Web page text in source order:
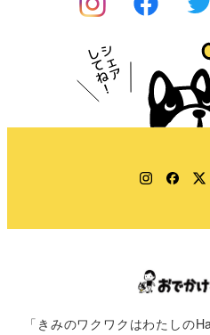
「きみのワクワクはわたしの